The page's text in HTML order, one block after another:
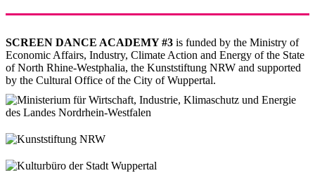
SCREEN DANCE ACADEMY #3 is funded by the Ministry of
Economic Affairs, Industry, Climate Action and Energy of the State
of North Rhine-Westphalia, the Kunststiftung NRW and supported
by the Cultural Office of the City of Wuppertal.